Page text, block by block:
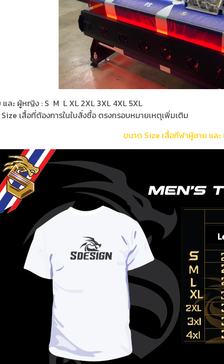
ละ ผู้หญิง : S M L XL 2XL 3XL 4XL 5XL
เสื้อที่ต้องการในใบสั่งซื้อ ตรงกรอบหมายเหตุเพิ่มเติม
ขนาด Size เสื้อกีฬาผู้ชาย แล